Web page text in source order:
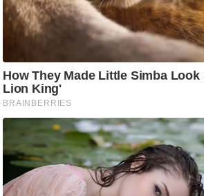
/
फै
न
घ
रे
लू
स्खे
प